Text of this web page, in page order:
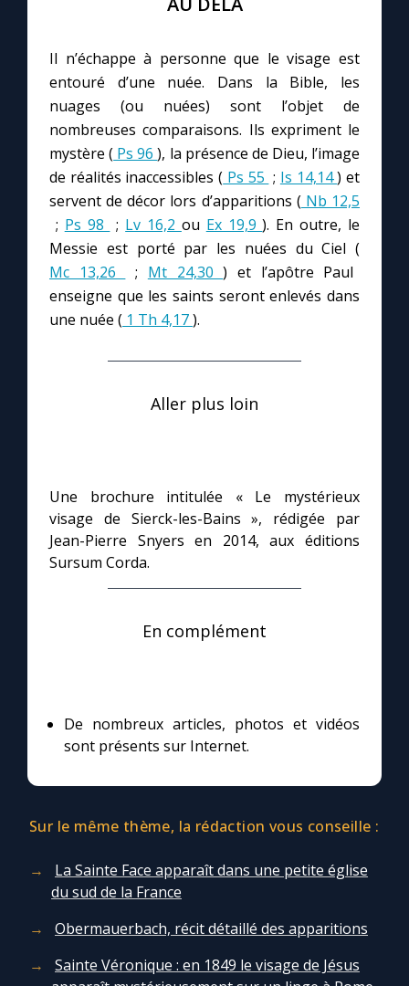
Il n’échappe à personne que le visage est
entouré d’une nuée. Dans la Bible, les
nuages (ou nuées) sont l’objet de
nombreuses comparaisons. Ils expriment le
mystère ( Ps 96), la présence de Dieu, l’image
de réalités inaccessibles ( Ps 55 ; Is 14,14) et
servent de décor lors d’apparitions (Nb 12,5
; Ps 98 ; Lv 16,2 ou Ex 19,9). En outre, le
Messie est porté par les nuées du Ciel (
Mc 13,26
; Mt 24,30) et l’apôtre Paul
enseigne que les saints seront enlevés dans
une nuée ( 1 Th 4,17).
Aller plus loin
Une brochure intitulée « Le mystérieux
visage de Sierck-les-Bains », rédigée par
Jean-Pierre Snyers en 2014, aux éditions
Sursum Corda.
En complément
De nombreux articles, photos et vidéos
sont présents sur Internet.
Sur le même thème, la rédaction vous conseille :
La Sainte Face apparaît dans une petite église
du sud de la France
Obermauerbach, récit détaillé des apparitions
Sainte Véronique : en 1849 le visage de Jésus